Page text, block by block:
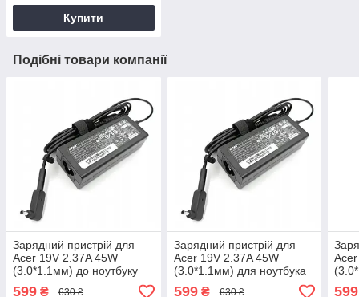
Купити
Подібні товари компанії
Зарядний пристрій для
Acer 19V 2.37A 45W
(3.0*1.1мм) до ноутбуку
Acer Travelmate Spin
599 ₴ 630 ₴
Зарядний пристрій для
Acer 19V 2.37A 45W
(3.0*1.1мм) для ноутбука
Acer Chromebook 13 CB5-
599₴ 630 ₴ 599